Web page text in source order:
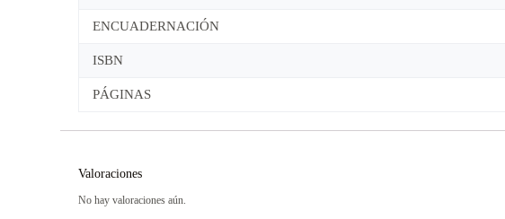
ENCUADERNACIÓN
ISBN
PÁGINAS
Valoraciones
No hay valoraciones aún.